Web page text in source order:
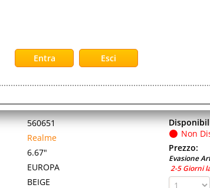
schermo: 16,9 cm (6.67").
MediaTek Dimensity, Modello del
Capacità della RAM: 8 GB, [...]
560651
Realme
6.67"
EUROPA
BEIGE
Non
Prezzo:
Evasione
2-5 Giorni